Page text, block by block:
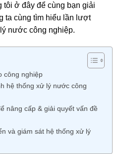
tôi ở đây để cùng bạn giải
ta cùng tìm hiểu lần lượt
nước công nghiệp.
công nghiệp
hệ thống xử lý nước công
nâng cấp & giải quyết vấn đề
và giám sát hệ thống xử lý